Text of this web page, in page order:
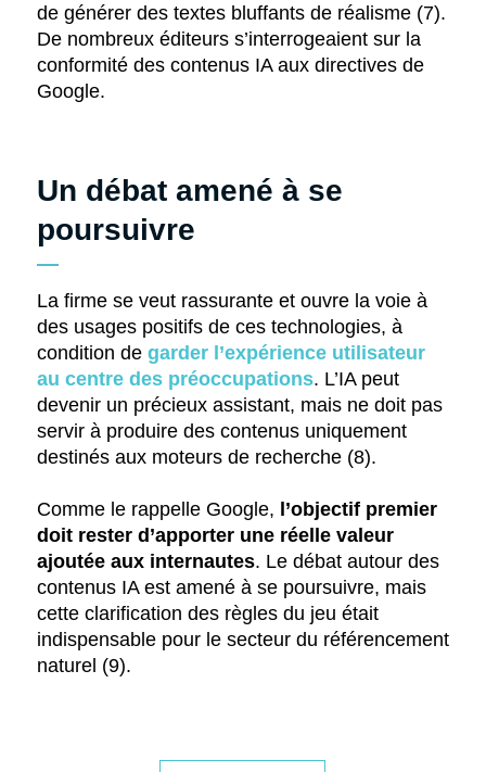
de générer des textes bluffants de réalisme (7).
De nombreux éditeurs s’interrogeaient sur la
conformité des contenus IA aux directives de
Google.
Un débat amené à se
poursuivre
La firme se veut rassurante et ouvre la voie à
des usages positifs de ces technologies, à
condition de garder l’expérience utilisateur
au centre des préoccupations. L’IA peut
devenir un précieux assistant, mais ne doit pas
servir à produire des contenus uniquement
destinés aux moteurs de recherche (8).
Comme le rappelle Google, l’objectif premier
doit rester d’apporter une réelle valeur
ajoutée aux internautes. Le débat autour des
contenus IA est amené à se poursuivre, mais
cette clarification des règles du jeu était
indispensable pour le secteur du référencement
naturel (9).